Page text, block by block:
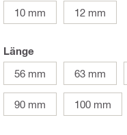
10 mm 12 mm
Länge
56 mm
63 mm
90 mm 100 mm